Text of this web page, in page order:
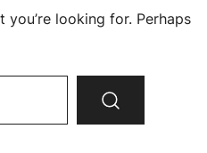
you’re looking for. Perhaps